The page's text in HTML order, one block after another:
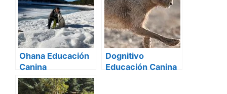
Ohana Educación
Canina
Dognitivo
Educación Canina